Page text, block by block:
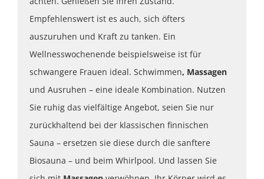
Empfehlenswert ist es auch, sich öfters
auszuruhen und Kraft zu tanken. Ein
Wellnesswochenende beispielsweise ist für
schwangere Frauen ideal. Schwimmen, Massagen
und Ausruhen – eine ideale Kombination. Nutzen
Sie ruhig das vielfältige Angebot, seien Sie nur
zurückhaltend bei der klassischen finnischen
Sauna – ersetzen sie diese durch die sanftere
Biosauna – und beim Whirlpool. Und lassen Sie